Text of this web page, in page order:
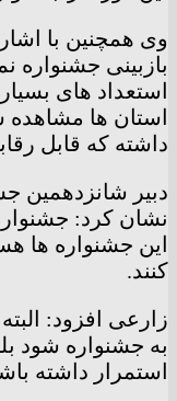
وی همچنین با
بازبینی جشنواره
استعداد های
استان ها
داشته که قابل
دبیر شانزدهمین
نشان کرد:
این جشنواره ها
کنند.
زارعی افزود: البته
به جشنواره شود
استمرار داشته